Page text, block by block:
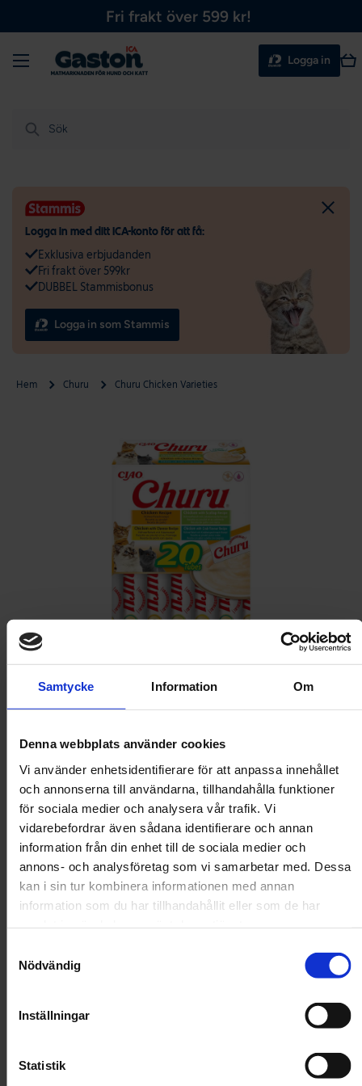
Samtycke Information Om
Denna webbplats använder cookies
Vi använder enhetsidentifierare för att anpassa innehållet
och annonserna till användarna, tillhandahålla funktioner
för sociala medier och analysera vår trafik. Vi
vidarebefordrar även sådana identifierare och annan
information från din enhet till de sociala medier och
annons- och analysföretag som vi samarbetar med. Dessa
kan i sin tur kombinera informationen med annan
information som du har tillhandahållit eller som de har
Nödvändig
Inställningar
Statistik
Hoppa till innehålletFri frakt över 599 kr!
Meny Logga in
Sök
Logga in med ditt ICA-konto för att få:
Exklusiva erbjudanden
Fri frakt över 599kr
DUBBEL Stammisbonus
Logga in som Stammis
Hem Churu Churu Chicken Varieties
Öppna media 1 i modal
Kampanj! 4 för 3
Churu
Churu Chicken Varieties
2 recensioner
179 kr
Bara 1 kvar. Beställ snart!